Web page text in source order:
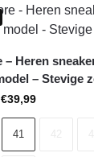
– Heren
– Stevige
€39,99
41